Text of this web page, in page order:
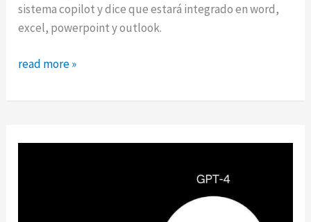
sistema copilot y dice que estará integrado en word,
excel, powerpoint y outlook.
tecnología
chatgpt
read more »